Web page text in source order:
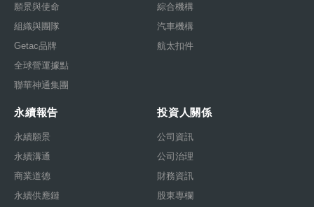
願景與使命
組織與團隊
Getac品牌
全球營運據點
聯華神通集團
綜合機構
汽車機構
航太扣件
永續報告
永續願景
永續溝通
商業道德
永續供應鏈
投資人關係
公司資訊
公司治理
財務資訊
股東專欄